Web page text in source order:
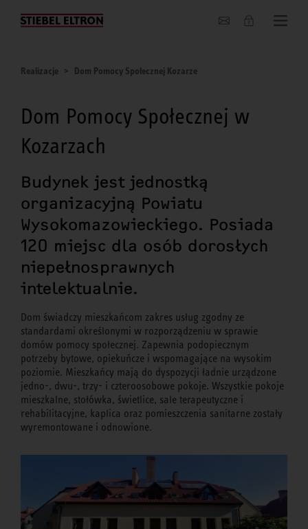
O nas
Realizacje Dom Pomocy Społecznej Kozarze
Dom Pomocy Społecznej w
Kozarzach
Budynek jest jednostką
organizacyjną Powiatu
Wysokomazowieckiego. Posiada
120 miejsc dla osób dorosłych
niepełnosprawnych
intelektualnie.
Dom świadczy mieszkańcom zakres usług zgodny ze
standardami określonymi w rozporządzeniu w sprawie
domów pomocy społecznej. Zapewnia podopiecznym
potrzeby bytowe, opiekuńcze i wspomagające na wysokim
poziomie. Mieszkańcy mają do dyspozycji ładnie urządzone
jedno-, dwu-, trzy- i czteroosobowe pokoje. Wszystkie pokoje
mieszkalne, stołówka, świetlice, sale terapeutyczne i
rehabilitacyjne, kaplica oraz pomieszczenia sanitarne zostały
wyremontowane i odnowione.